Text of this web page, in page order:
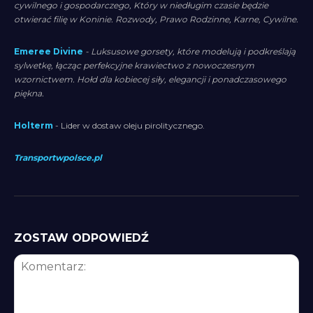
cywilnego i gospodarczego, Który w niedługim czasie będzie
otwierać filię w Koninie. Rozwody, Prawo Rodzinne, Karne, Cywilne.
Emeree Divine - Luksusowe gorsety, które modelują i podkreślają
sylwetkę, łącząc perfekcyjne krawiectwo z nowoczesnym
wzornictwem. Hołd dla kobiecej siły, elegancji i ponadczasowego
piękna.
Holterm - Lider w dostaw oleju pirolitycznego.
Transportwpolsce.pl
ZOSTAW ODPOWIEDŹ